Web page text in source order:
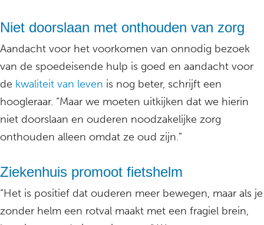
Niet doorslaan met onthouden van zorg
Aandacht voor het voorkomen van onnodig bezoek
van de spoedeisende hulp is goed en aandacht voor
de kwaliteit van leven is nog beter, schrijft een
hoogleraar. “Maar we moeten uitkijken dat we hierin
niet doorslaan en ouderen noodzakelijke zorg
onthouden alleen omdat ze oud zijn.”
Ziekenhuis promoot fietshelm
“Het is positief dat ouderen meer bewegen, maar als je
zonder helm een rotval maakt met een fragiel brein,